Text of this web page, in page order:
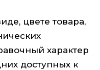
цвете товара,
характер
доступных к